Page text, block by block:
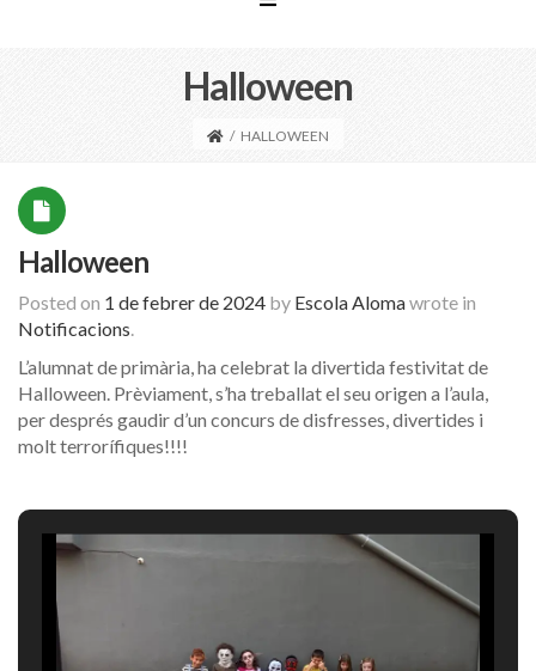
Halloween
/ HALLOWEEN
Halloween
Posted on 1 de febrer de 2024 by Escola Alomawrote in
Notificacions.
L’alumnat de primària, ha celebrat la divertida festivitat de
Halloween. Prèviament, s’ha treballat el seu origen a l’aula,
per després gaudir d’un concurs de disfresses, divertides i
molt terrorífiques!!!!